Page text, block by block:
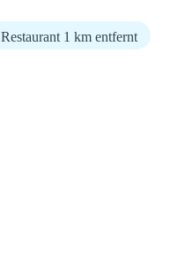
Restaurant 1 km entfernt